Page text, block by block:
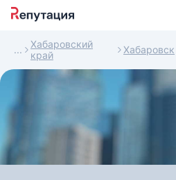
Хабаровский
край
Хабаровск